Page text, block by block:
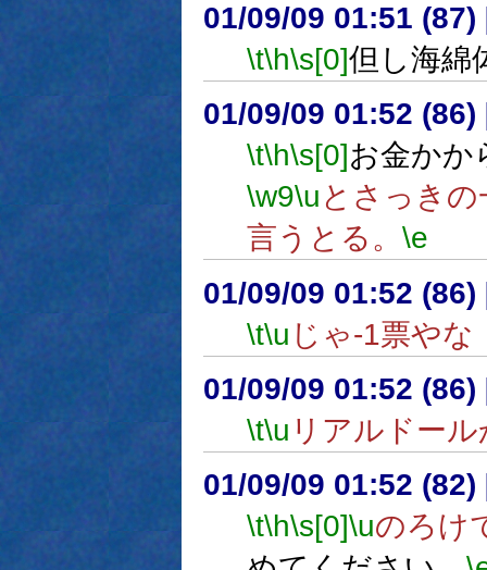
01/09/09 01:51 (87)
\t\h\s[0]但し海綿
01/09/09 01:52 (86)
\t\h\s[0]お金かか
\w9\u とさっき
言うとる。 \e
01/09/09 01:52 (86)
\t\u じゃ-1票やな
01/09/09 01:52 (86)
\t\u リアルドール
01/09/09 01:52 (82)
\t\h\s[0]\uのろけ